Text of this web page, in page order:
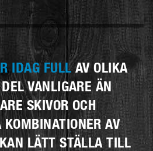
IDAG FULLAV OLIKA
VANLIGARE ÄN
SKIVOR OCH
KOMBINATIONER AV
LÄTT STÄLLA TILL